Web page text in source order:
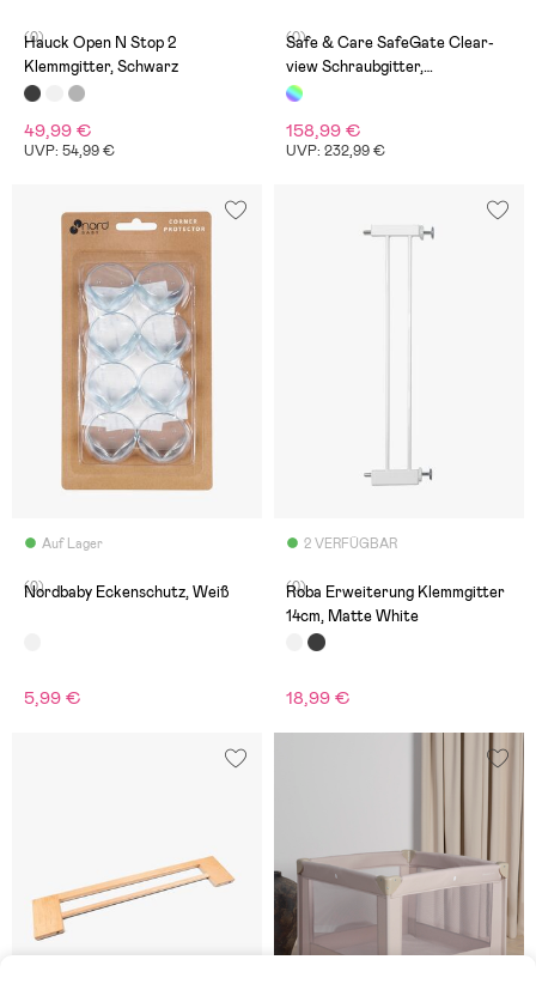
(0)
Hauck Open N Stop 2
Klemmgitter, Schwarz
49,99 €
UVP: 54,99 €
(0)
Safe & Care SafeGate Clear-
view Schraubgitter,
Durchsichtig
158,99 €
UVP: 232,99 €
Auf Lager
(0)
Nordbaby Eckenschutz, Weiß
5,99 €
2 VERFÜGBAR
(0)
Roba Erweiterung Klemmgitter
14cm, Matte White
18,99 €